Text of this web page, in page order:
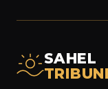
SAHEL